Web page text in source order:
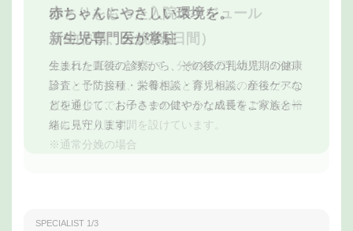
赤ちゃんにやさしい環境を。
新生児専門医が常駐
生まれた直後の診察から、その後の乳幼児期の健康
診査・予防接種・栄養相談・育児相談、産後ケアな
どを通じて、お子さまの健やかな成長をご家族と一
緒に見守ります。
ゆとりをもった入院スケジュール
（5泊6日、分娩後5日間）
分娩日を0日目と数えて、分娩後5日目退院（5泊6
日）としており、お母さんと赤ちゃんのからだへの
負担を少しでもゆるやかにするため通常よりも余裕
をもった入院期間を設けています。
※通常分娩の場合
24時間365日
専門医、専門家等によるチームで対応
各分野のスペシャリストが連携し、総合病院ならで
はの質の高い周産期医療の提供を実現しています。
SPECIALIST 1/3